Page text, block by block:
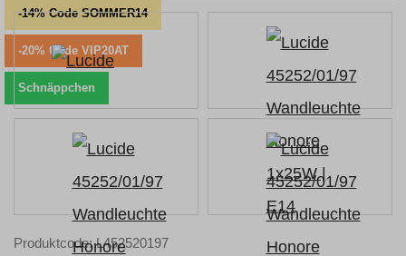
-14% Code SOMMER14
-20% Code VIP20AT
Schnäppchen
Produktcode: L452520197